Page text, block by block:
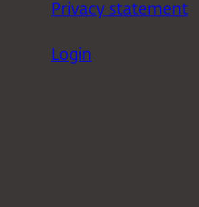
Privacy statement
Login